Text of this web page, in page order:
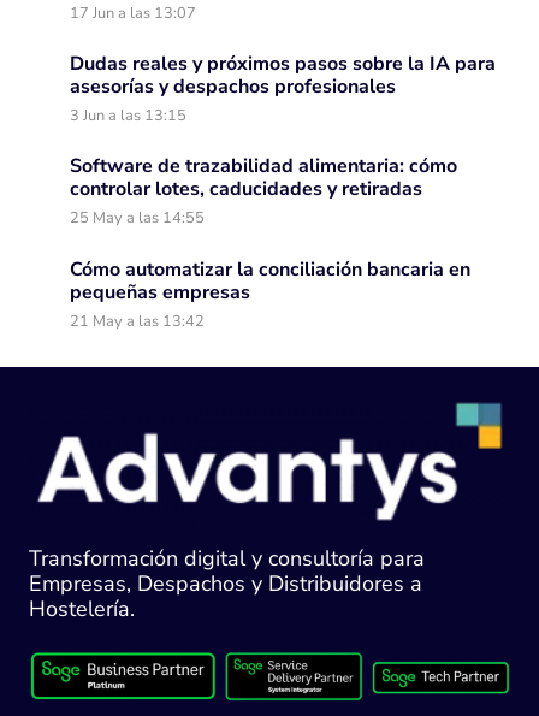
17 Jun a las 13:07
Dudas reales y próximos pasos sobre la IA para
asesorías y despachos profesionales
3 Jun a las 13:15
Software de trazabilidad alimentaria: cómo
controlar lotes, caducidades y retiradas
25 May a las 14:55
Cómo automatizar la conciliación bancaria en
pequeñas empresas
21 May a las 13:42
Transformación digital y consultoría para
Empresas, Despachos y Distribuidores a
Hostelería.